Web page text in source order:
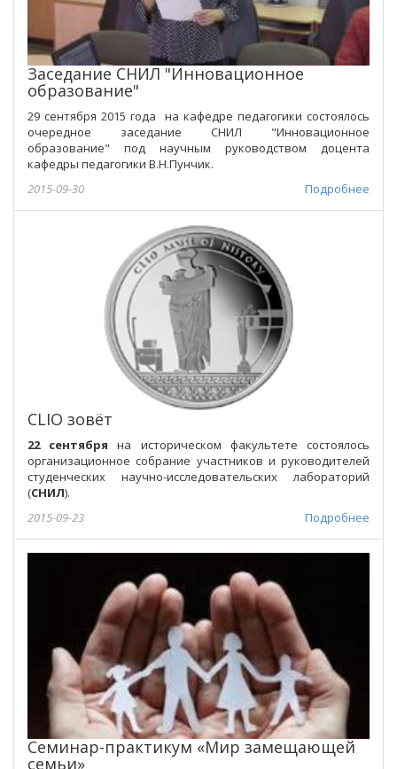
Заседание СНИЛ "Инновационное
образование"
29 сентября 2015 года на кафедре педагогики состоялось
очередное заседание СНИЛ "Инновационное
образование" под научным руководством доцента
кафедры педагогики В.Н.Пунчик.
Подробнее
2015-09-30
CLIO зовёт
22 сентября на историческом факультете состоялось
организационное собрание участников и руководителей
студенческих научно-исследовательских лабораторий
(СНИЛ).
Подробнее
2015-09-23
Семинар-практикум «Мир замещающей
семьи»